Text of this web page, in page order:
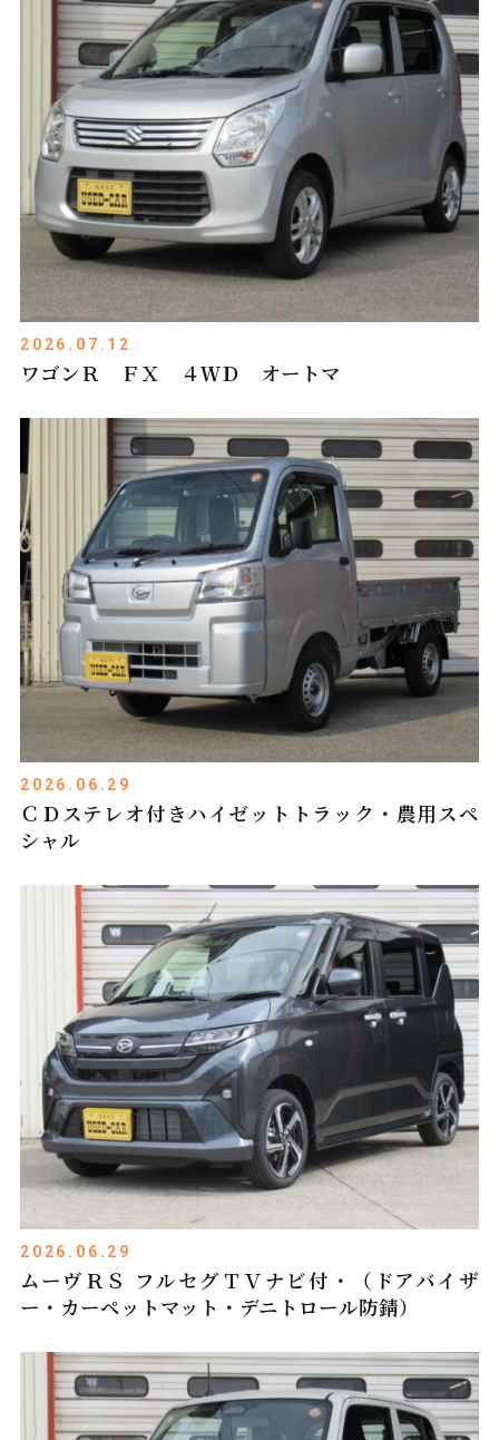
2026.07.12
ワゴンＲ ＦＸ ４ＷＤ オートマ
2026.06.29
ＣＤステレオ付きハイゼットトラック・農用スペ
シャル
2026.06.29
ムーヴＲＳ フルセグＴＶナビ付・（ドアバイザ
ー・カーペットマット・デニトロール防錆）